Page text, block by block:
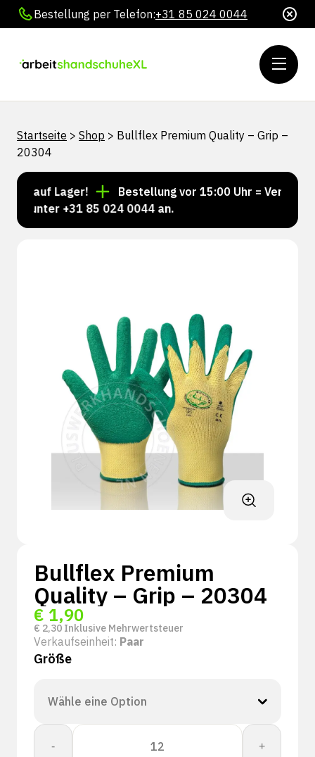
Bestellung per Telefon:+31 85 024 0044
Startseite > Shop > Bullflex Premium Quality – Grip –
20304
auf Lager!
Bestellung vor 15:00 Uhr = Versand
unter +31 85 024 0044 an.
Bullflex Premium
Quality – Grip – 20304
€ 1,90
€ 2,30 Inklusive Mehrwertsteuer
Verkaufseinheit: Paar
Größe
-
Bullflex
Premium
+